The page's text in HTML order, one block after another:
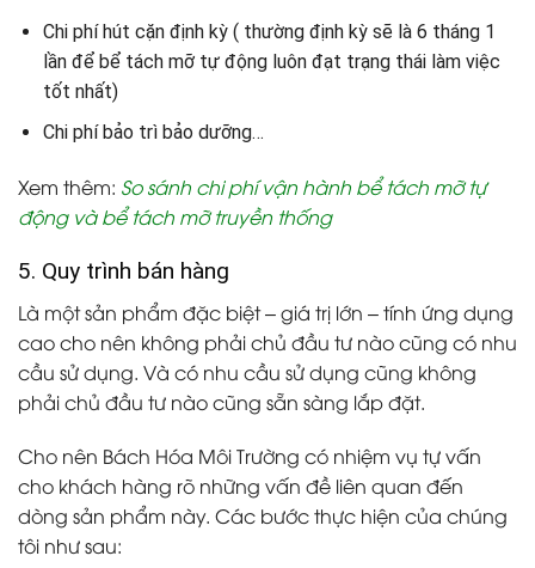
Chi phí hút cặn định kỳ ( thường định kỳ sẽ là 6 tháng 1
lần để bể tách mỡ tự động luôn đạt trạng thái làm việc
tốt nhất)
Chi phí bảo trì bảo dưỡng…
Xem thêm: So sánh chi phí vận hành bể tách mỡ tự
động và bể tách mỡ truyền thống
5. Quy trình bán hàng
Là một sản phẩm đặc biệt – giá trị lớn – tính ứng dụng
cao cho nên không phải chủ đầu tư nào cũng có nhu
cầu sử dụng. Và có nhu cầu sử dụng cũng không
phải chủ đầu tư nào cũng sẵn sàng lắp đặt.
Cho nên Bách Hóa Môi Trường có nhiệm vụ tự vấn
cho khách hàng rõ những vấn đề liên quan đến
dòng sản phẩm này. Các bước thực hiện của chúng
tôi như sau: